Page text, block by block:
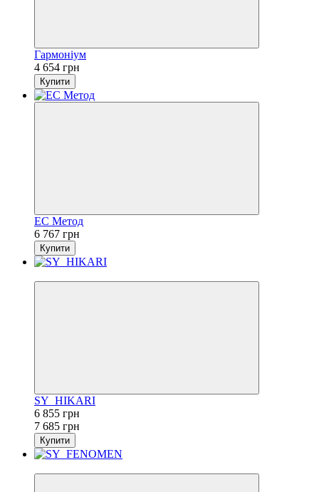
Гармоніум
4 654 грн
Купити
ЕС Метод
6 767 грн
Купити
SY_HIKARI
6 855 грн
7 685 грн
Купити